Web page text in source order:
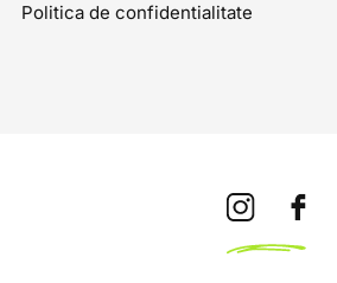
Politica de confidentialitate